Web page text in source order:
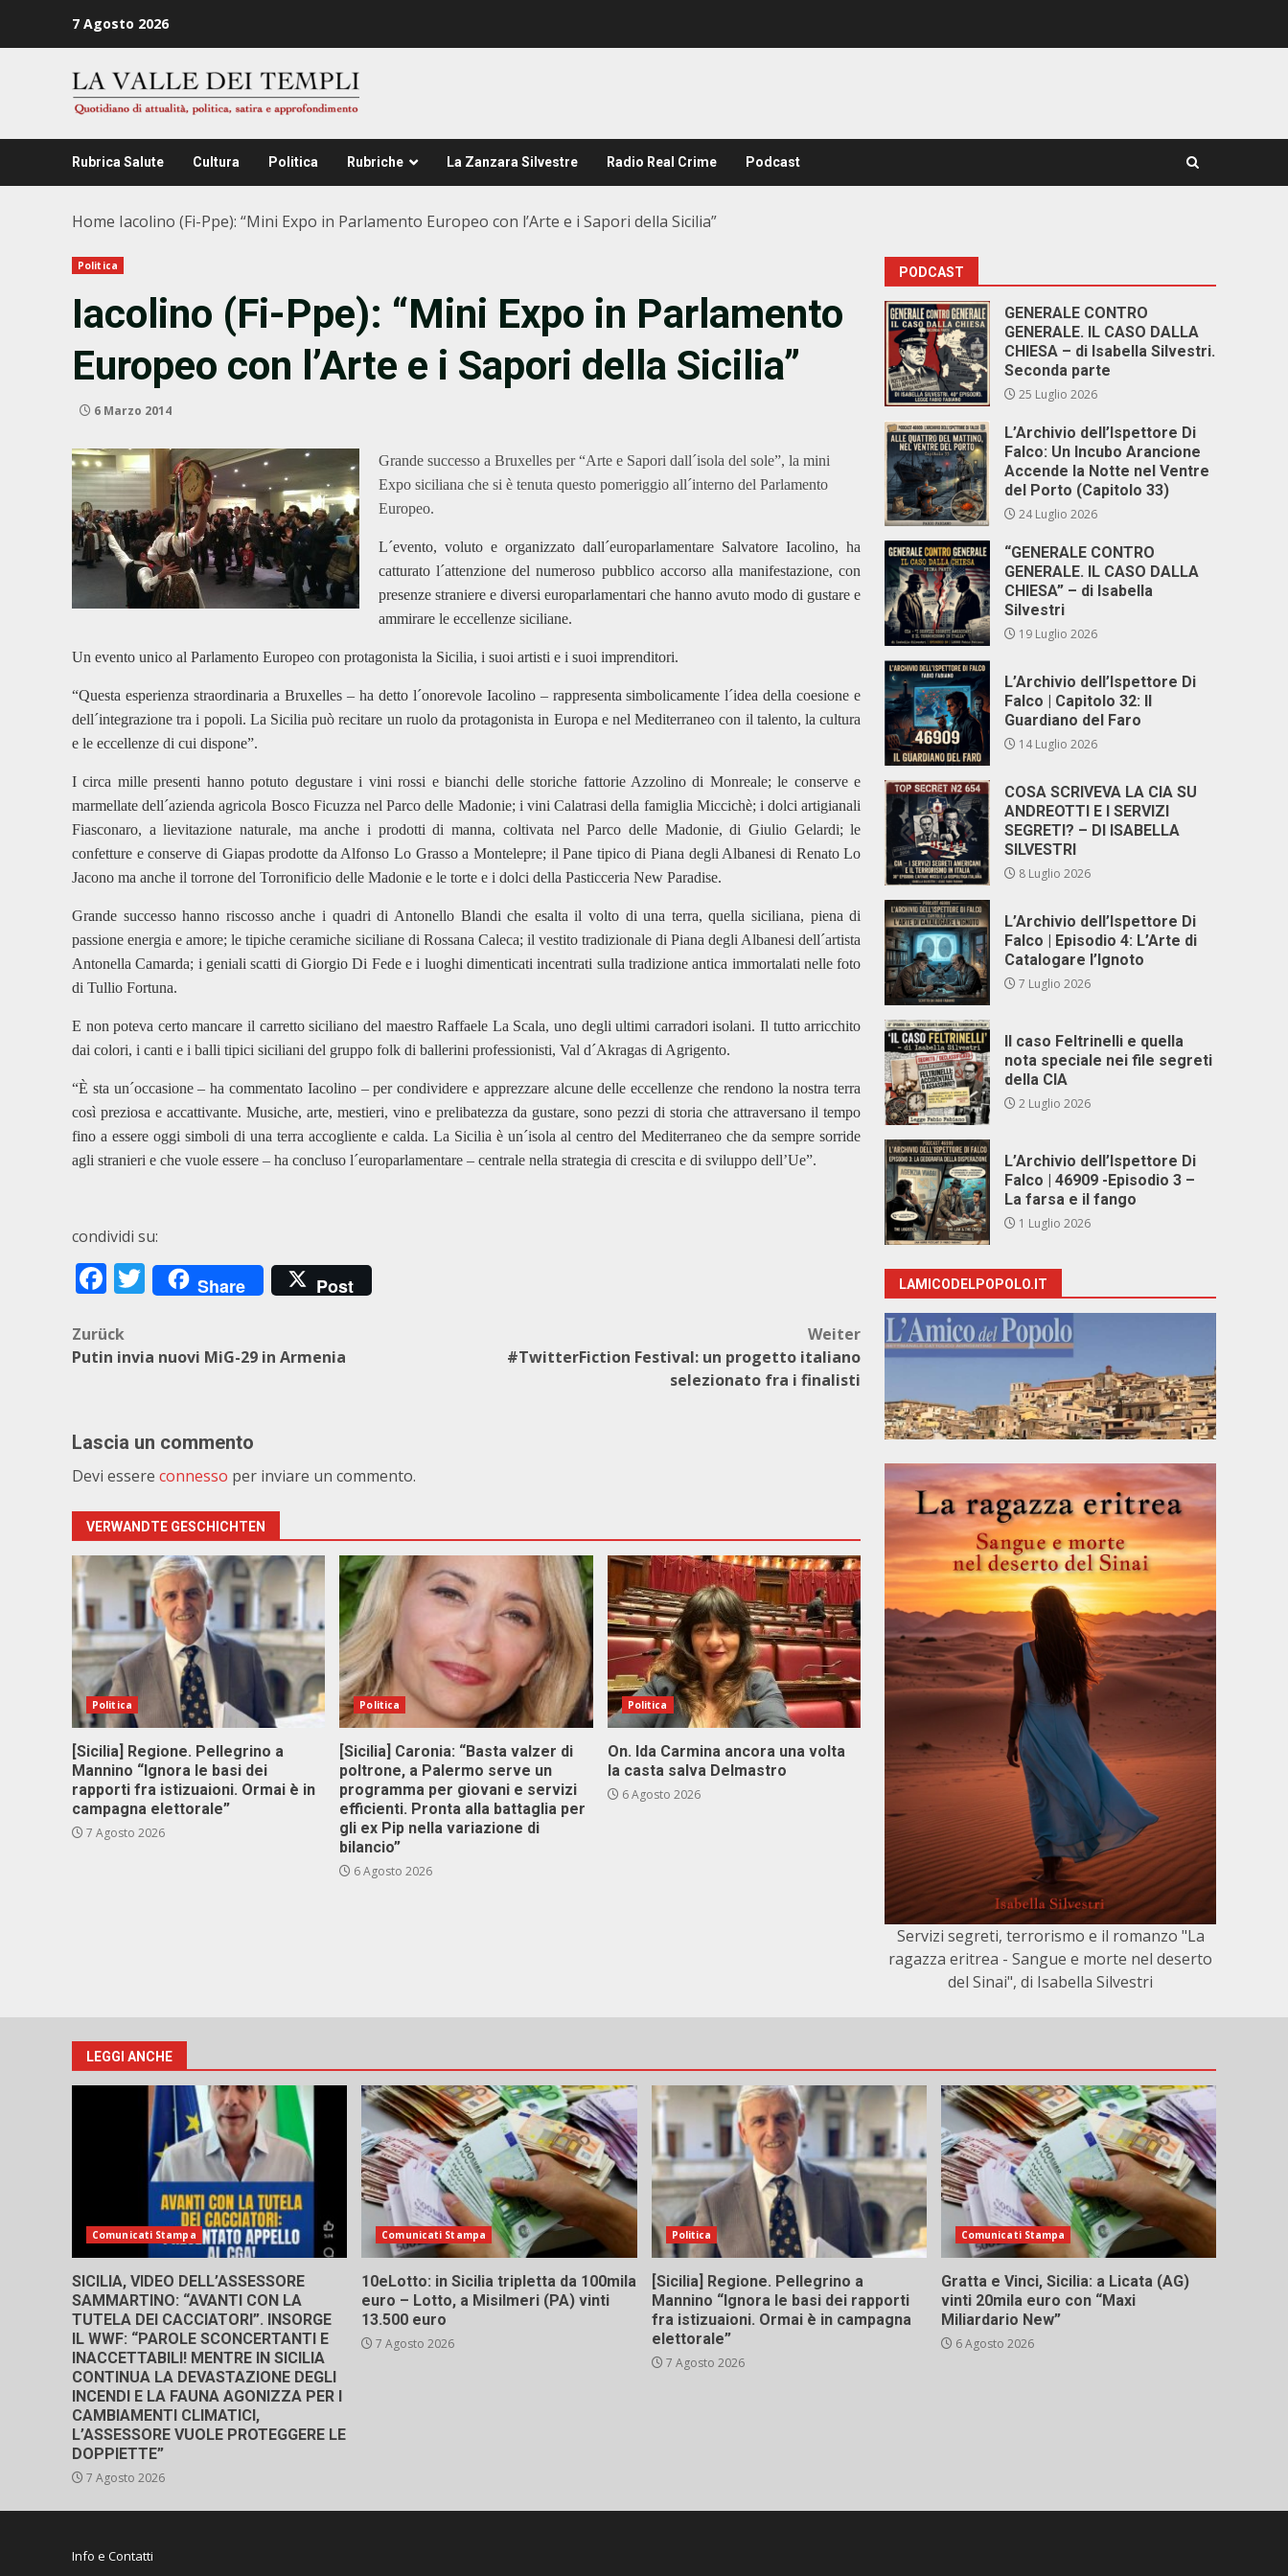
7 Agosto 2026
Rubrica Salute Cultura Politica Rubriche La Zanzara Silvestre Radio Real Crime Podcast
Home Iacolino (Fi-Ppe): “Mini Expo in Parlamento Europeo con l’Arte e i Sapori della Sicilia”
Politica
Iacolino (Fi-Ppe): “Mini Expo in Parlamento
Europeo con l’Arte e i Sapori della Sicilia”
6 Marzo 2014
Grande successo a Bruxelles per “Arte e Sapori dall´isola del sole”, la mini
Expo siciliana che si è tenuta questo pomeriggio all´interno del Parlamento
Europeo.
L´evento, voluto e organizzato dall´europarlamentare Salvatore Iacolino, ha
catturato l´attenzione del numeroso pubblico accorso alla manifestazione, con
presenze straniere e diversi europarlamentari che hanno avuto modo di gustare e
ammirare le eccellenze siciliane.
Un evento unico al Parlamento Europeo con protagonista la Sicilia, i suoi artisti e i suoi imprenditori.
“Questa esperienza straordinaria a Bruxelles – ha detto l´onorevole Iacolino – rappresenta simbolicamente l´idea della coesione e
dell´integrazione tra i popoli. La Sicilia può recitare un ruolo da protagonista in Europa e nel Mediterraneo con il talento, la cultura
e le eccellenze di cui dispone”.
I circa mille presenti hanno potuto degustare i vini rossi e bianchi delle storiche fattorie Azzolino di Monreale; le conserve e
marmellate dell´azienda agricola Bosco Ficuzza nel Parco delle Madonie; i vini Calatrasi della famiglia Miccichè; i dolci artigianali
Fiasconaro, a lievitazione naturale, ma anche i prodotti di manna, coltivata nel Parco delle Madonie, di Giulio Gelardi; le
confetture e conserve di Giapas prodotte da Alfonso Lo Grasso a Montelepre; il Pane tipico di Piana degli Albanesi di Renato Lo
Jacono ma anche il torrone del Torronificio delle Madonie e le torte e i dolci della Pasticceria New Paradise.
Grande successo hanno riscosso anche i quadri di Antonello Blandi che esalta il volto di una terra, quella siciliana, piena di
passione energia e amore; le tipiche ceramiche siciliane di Rossana Caleca; il vestito tradizionale di Piana degli Albanesi dell´artista
Antonella Camarda; i geniali scatti di Giorgio Di Fede e i luoghi dimenticati incentrati sulla tradizione antica immortalati nelle foto
di Tullio Fortuna.
E non poteva certo mancare il carretto siciliano del maestro Raffaele La Scala, uno degli ultimi carradori isolani. Il tutto arricchito
dai colori, i canti e i balli tipici siciliani del gruppo folk di ballerini professionisti, Val d´Akragas di Agrigento.
“È sta un´occasione – ha commentato Iacolino – per condividere e apprezzare alcune delle eccellenze che rendono la nostra terra
così preziosa e accattivante. Musiche, arte, mestieri, vino e prelibatezza da gustare, sono pezzi di storia che attraversano il tempo
fino a essere oggi simboli di una terra accogliente e calda. La Sicilia è un´isola al centro del Mediterraneo che da sempre sorride
agli stranieri e che vuole essere – ha concluso l´europarlamentare – centrale nella strategia di crescita e di sviluppo dell’Ue”.
condividi su:
Facebook
Twitter
Share Post
Beitragsnavigation
Zurück
Putin invia nuovi MiG-29 in Armenia
Weiter
#TwitterFiction Festival: un progetto italiano
selezionato fra i finalisti
Lascia un commento
Devi essere connesso per inviare un commento.
VERWANDTE GESCHICHTEN
Politica
[Sicilia] Regione. Pellegrino a
Mannino “Ignora le basi dei
rapporti fra istizuaioni. Ormai è in
campagna elettorale”
7 Agosto 2026
Politica
[Sicilia] Caronia: “Basta valzer di
poltrone, a Palermo serve un
programma per giovani e servizi
efficienti. Pronta alla battaglia per
gli ex Pip nella variazione di
bilancio”
6 Agosto 2026
Politica
On. Ida Carmina ancora una volta
la casta salva Delmastro
6 Agosto 2026
PODCAST
GENERALE CONTRO
GENERALE. IL CASO DALLA
CHIESA – di Isabella Silvestri.
Seconda parte
25 Luglio 2026
L’Archivio dell’Ispettore Di
Falco: Un Incubo Arancione
Accende la Notte nel Ventre
del Porto (Capitolo 33)
24 Luglio 2026
“GENERALE CONTRO
GENERALE. IL CASO DALLA
CHIESA” – di Isabella
Silvestri
19 Luglio 2026
L’Archivio dell’Ispettore Di
Falco | Capitolo 32: Il
Guardiano del Faro
14 Luglio 2026
COSA SCRIVEVA LA CIA SU
ANDREOTTI E I SERVIZI
SEGRETI? – DI ISABELLA
SILVESTRI
8 Luglio 2026
L’Archivio dell’Ispettore Di
Falco | Episodio 4: L’Arte di
Catalogare l’Ignoto
7 Luglio 2026
Il caso Feltrinelli e quella
nota speciale nei file segreti
della CIA
2 Luglio 2026
L’Archivio dell’Ispettore Di
Falco | 46909 -Episodio 3 –
La farsa e il fango
1 Luglio 2026
LAMICODELPOPOLO.IT
Servizi segreti, terrorismo e il romanzo "La
ragazza eritrea - Sangue e morte nel deserto
del Sinai", di Isabella Silvestri
LEGGI ANCHE
Comunicati Stampa
SICILIA, VIDEO DELL’ASSESSORE
SAMMARTINO: “AVANTI CON LA
TUTELA DEI CACCIATORI”. INSORGE
IL WWF: “PAROLE SCONCERTANTI E
INACCETTABILI! MENTRE IN SICILIA
CONTINUA LA DEVASTAZIONE DEGLI
INCENDI E LA FAUNA AGONIZZA PER I
CAMBIAMENTI CLIMATICI,
L’ASSESSORE VUOLE PROTEGGERE LE
DOPPIETTE”
7 Agosto 2026
Comunicati Stampa
10eLotto: in Sicilia tripletta da 100mila
euro – Lotto, a Misilmeri (PA) vinti
13.500 euro
7 Agosto 2026
Politica
[Sicilia] Regione. Pellegrino a
Mannino “Ignora le basi dei rapporti
fra istizuaioni. Ormai è in campagna
elettorale”
7 Agosto 2026
Comunicati Stampa
Gratta e Vinci, Sicilia: a Licata (AG)
vinti 20mila euro con “Maxi
Miliardario New”
6 Agosto 2026
Info e Contatti